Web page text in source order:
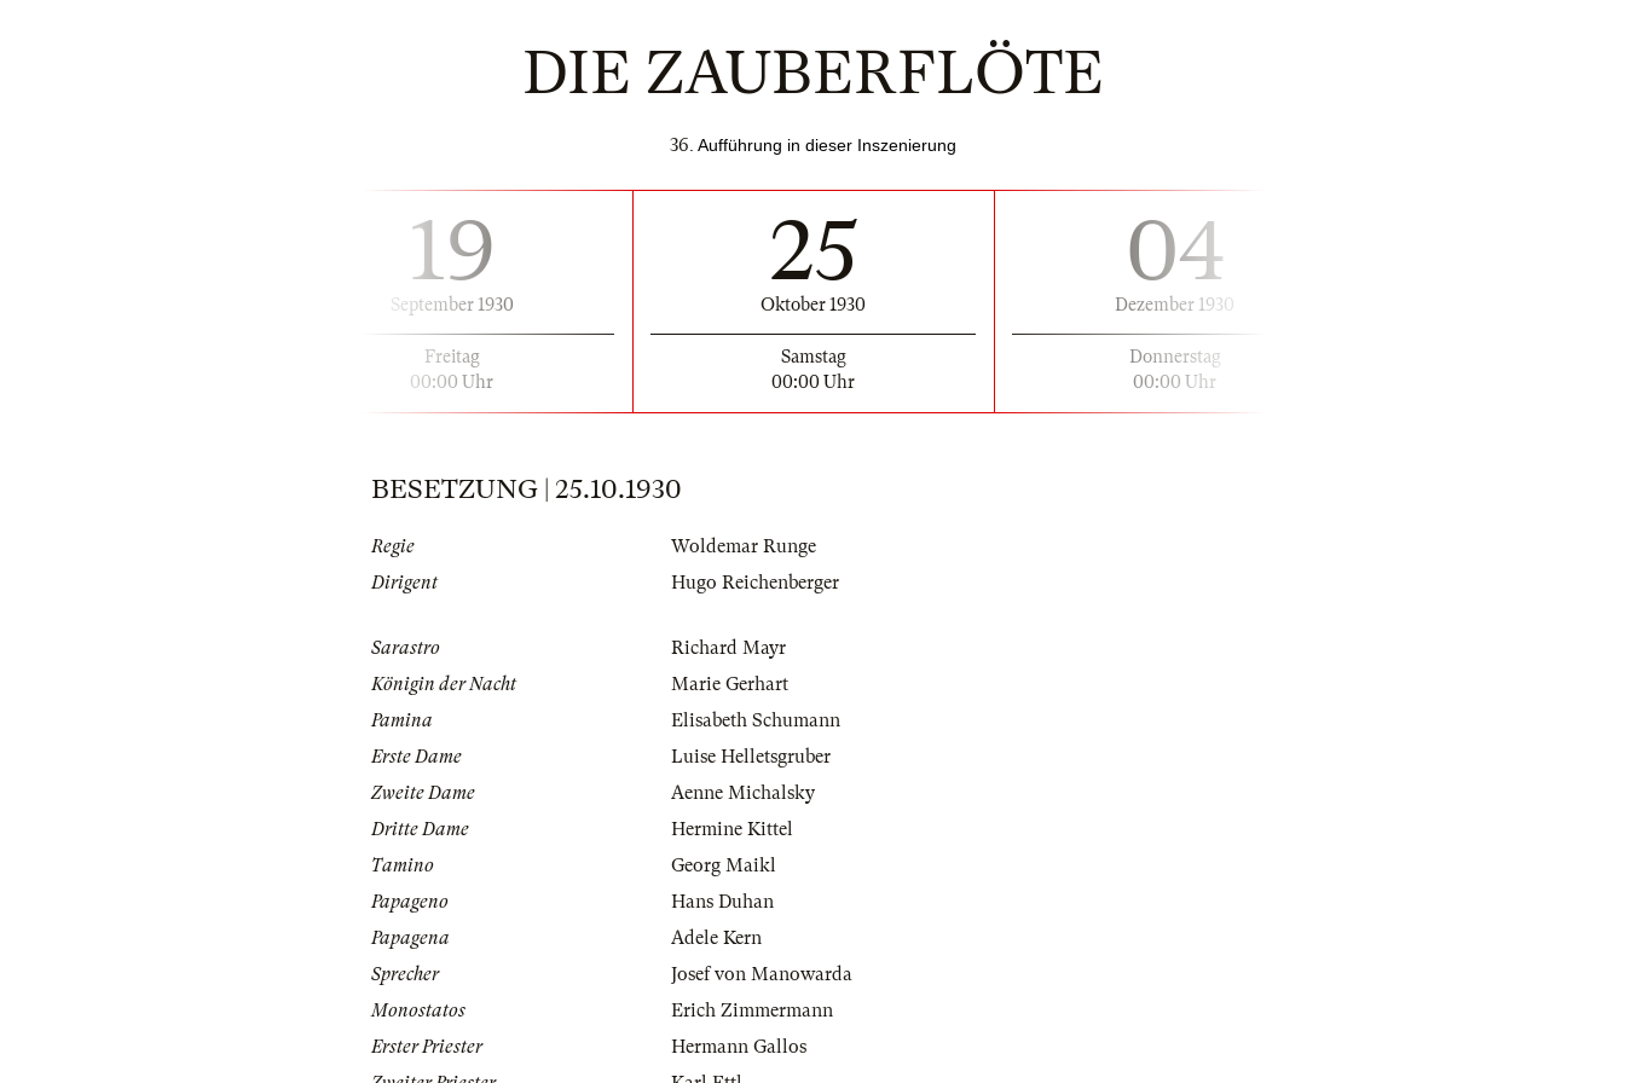
DIE ZAUBERFLÖTE
36 . Aufführung in dieser Inszenierung
19
September 1930
Freitag
00:00 Uhr
25
Oktober 1930
Samstag
00:00 Uhr
04
Dezember 1930
Donnerstag
00:00 Uhr
BESETZUNG | 25.10.1930
Regie
Woldemar Runge
Dirigent
Hugo Reichenberger
Sarastro
Richard Mayr
Königin der Nacht
Marie Gerhart
Pamina
Elisabeth Schumann
Erste Dame
Luise Helletsgruber
Zweite Dame
Aenne Michalsky
Dritte Dame
Hermine Kittel
Tamino
Georg Maikl
Papageno
Hans Duhan
Papagena
Adele Kern
Sprecher
Josef von Manowarda
Monostatos
Erich Zimmermann
Erster Priester
Hermann Gallos